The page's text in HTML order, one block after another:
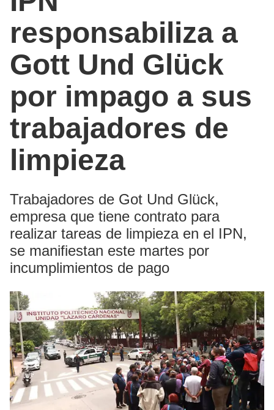
responsabiliza a
Gott Und Glück
por impago a sus
trabajadores de
limpieza
Trabajadores de Got Und Glück,
empresa que tiene contrato para
realizar tareas de limpieza en el IPN,
se manifiestan este martes por
incumplimientos de pago